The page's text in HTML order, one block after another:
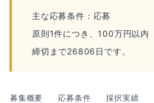
主な応募条件：応募
原則1件につき、100万円以内
締切まで26806日です。
募集概要 応募条件 採択実績